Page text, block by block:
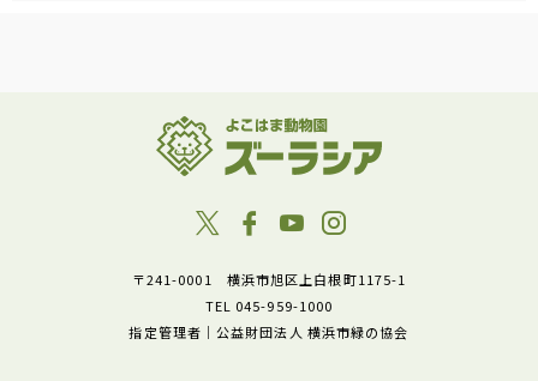
〒241-0001 横浜市旭区上白根町1175-1
TEL 045-959-1000
指定管理者｜公益財団法人 横浜市緑の協会